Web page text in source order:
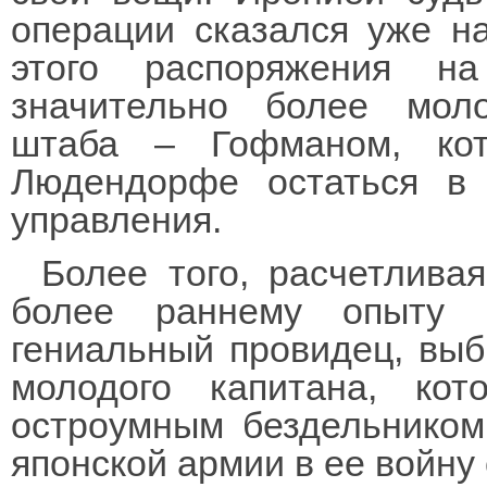
операции сказался уже
этого распоряжения
значительно более
штаба – Гофманом,
Людендорфе остаться в
управления.
Более того,
более раннему
гениальный провидец,
молодого капитана,
остроумным
японской армии в ее войну